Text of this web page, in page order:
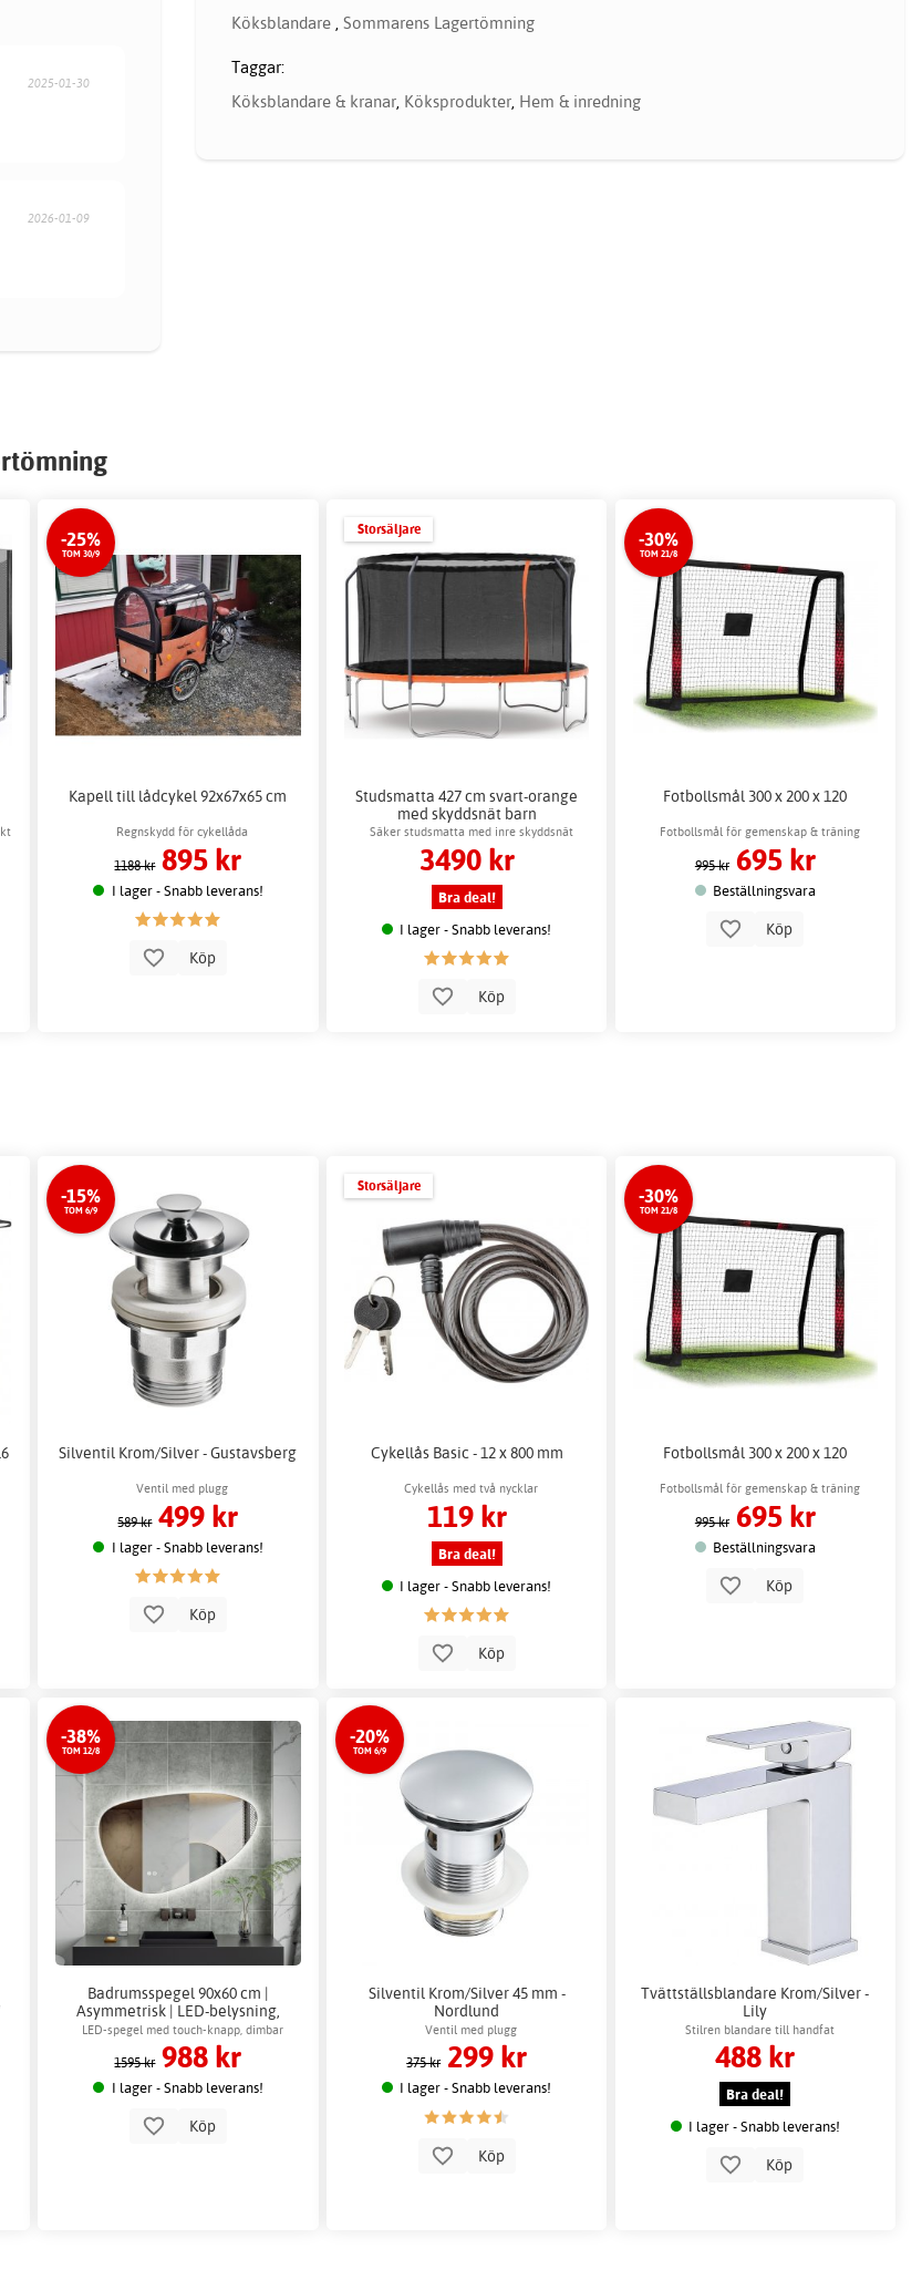
Köksblandare Sommarens Lagertömning
Taggar:
Köksblandare & kranar Köksprodukter Hem & inredning
2025-01-30
2026-01-09
-25%
TOM 30/9
Kapell till lådcykel 92x67x65 cm
Regnskydd för cykellåda
1188 kr 895 kr
I lager - Snabb leverans!
Köp
Storsäljare
Studsmatta 427 cm svart-orange
med skyddsnät barn
Säker studsmatta med inre skyddsnät
3490 kr
Bra deal!
I lager - Snabb leverans!
Köp
-30%
TOM 21/8
Fotbollsmål 300 x 200 x 120
Fotbollsmål för gemenskap & träning
995 kr 695 kr
Beställningsvara
Köp
-15%
TOM 6/9
Silventil Krom/Silver - Gustavsberg
Ventil med plugg
589 kr 499 kr
I lager - Snabb leverans!
Köp
Storsäljare
Cykellås Basic - 12 x 800 mm
Cykellås med två nycklar
119 kr
Bra deal!
I lager - Snabb leverans!
Köp
-30%
TOM 21/8
Fotbollsmål 300 x 200 x 120
Fotbollsmål för gemenskap & träning
995 kr 695 kr
Beställningsvara
Köp
-38%
TOM 12/8
Badrumsspegel 90x60 cm |
Asymmetrisk | LED-belysning,
dimbar & Anti-fog | Tivoli
LED-spegel med touch-knapp, dimbar
ljusstyrka & 3 ljuslägen
1595 kr 988 kr
I lager - Snabb leverans!
Köp
-20%
TOM 6/9
Silventil Krom/Silver 45 mm -
Nordlund
Ventil med plugg
375 kr 299 kr
I lager - Snabb leverans!
Köp
Tvättställsblandare Krom/Silver -
Lily
Stilren blandare till handfat
488 kr
Bra deal!
I lager - Snabb leverans!
Köp